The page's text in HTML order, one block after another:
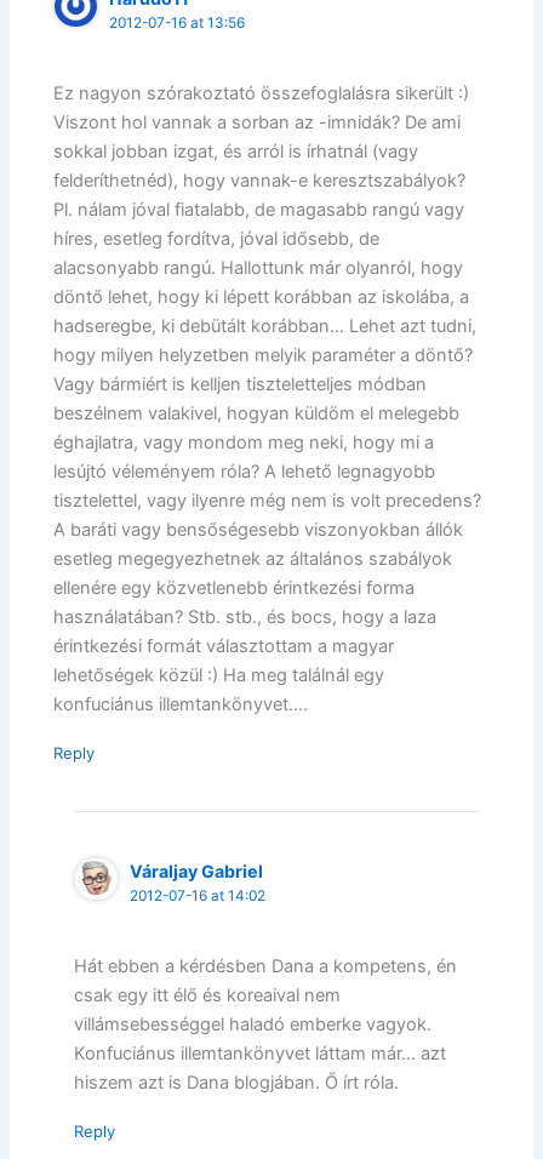
2012-07-16 at 13:56
Ez nagyon szórakoztató összefoglalásra sikerült :)
Viszont hol vannak a sorban az -imnidák? De ami
sokkal jobban izgat, és arról is írhatnál (vagy
felderíthetnéd), hogy vannak-e keresztszabályok?
Pl. nálam jóval fiatalabb, de magasabb rangú vagy
híres, esetleg fordítva, jóval idősebb, de
alacsonyabb rangú. Hallottunk már olyanról, hogy
döntő lehet, hogy ki lépett korábban az iskolába, a
hadseregbe, ki debütált korábban… Lehet azt tudni,
hogy milyen helyzetben melyik paraméter a döntő?
Vagy bármiért is kelljen tiszteletteljes módban
beszélnem valakivel, hogyan küldöm el melegebb
éghajlatra, vagy mondom meg neki, hogy mi a
lesújtó véleményem róla? A lehető legnagyobb
tisztelettel, vagy ilyenre még nem is volt precedens?
A baráti vagy bensőségesebb viszonyokban állók
esetleg megegyezhetnek az általános szabályok
ellenére egy közvetlenebb érintkezési forma
használatában? Stb. stb., és bocs, hogy a laza
érintkezési formát választottam a magyar
lehetőségek közül :) Ha meg találnál egy
konfuciánus illemtankönyvet….
Reply
Váraljay Gabriel
2012-07-16 at 14:02
Hát ebben a kérdésben Dana a kompetens, én
csak egy itt élő és koreaival nem
villámsebességgel haladó emberke vagyok.
Konfuciánus illemtankönyvet láttam már… azt
hiszem azt is Dana blogjában. Ő írt róla.
Reply